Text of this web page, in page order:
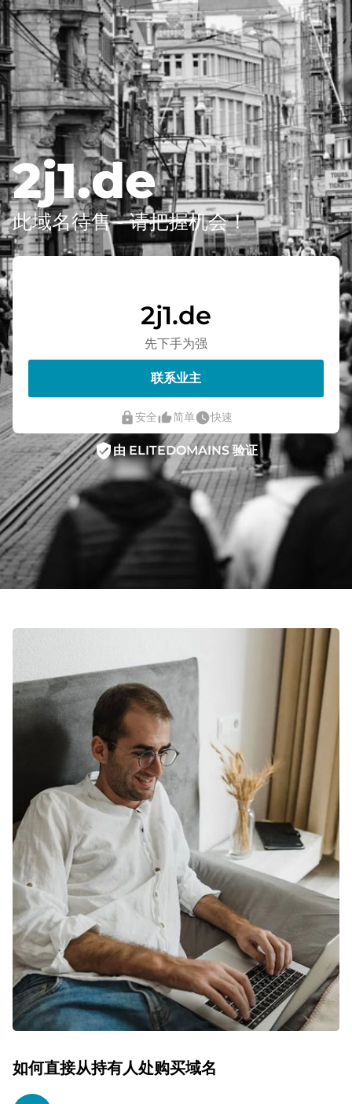
2j1.de
此域名待售 - 请把握机会！
2j1.de
先下手为强
联系业主
lock安全thumb_up_alt简单watch_later快速
verified_user由 ELITEDOMAINS 验证
如何直接从持有人处购买域名